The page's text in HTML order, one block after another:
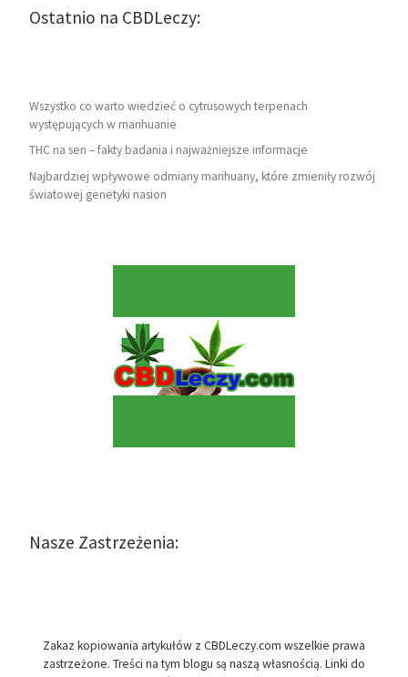
Ostatnio na CBDLeczy:
Wszystko co warto wiedzieć o cytrusowych terpenach
występujących w marihuanie
THC na sen – fakty badania i najważniejsze informacje
Najbardziej wpływowe odmiany marihuany, które zmieniły rozwój
światowej genetyki nasion
Nasze Zastrzeżenia:
Zakaz kopiowania artykułów z CBDLeczy.com wszelkie prawa
zastrzeżone. Treści na tym blogu są naszą własnością. Linki do